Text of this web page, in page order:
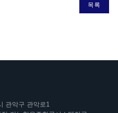
목록
관악구 관악로1